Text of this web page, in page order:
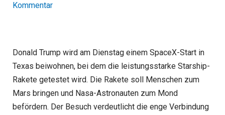
Kommentar
Donald Trump wird am Dienstag einem SpaceX-Start in
Texas beiwohnen, bei dem die leistungsstarke Starship-
Rakete getestet wird. Die Rakete soll Menschen zum
Mars bringen und Nasa-Astronauten zum Mond
befördern. Der Besuch verdeutlicht die enge Verbindung